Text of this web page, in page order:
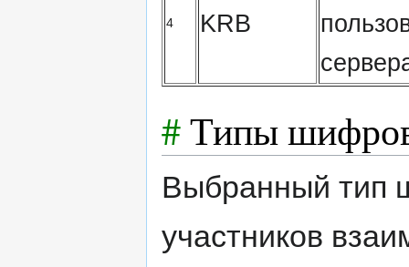
4 KRB
#Типы
Выбранный тип
участников